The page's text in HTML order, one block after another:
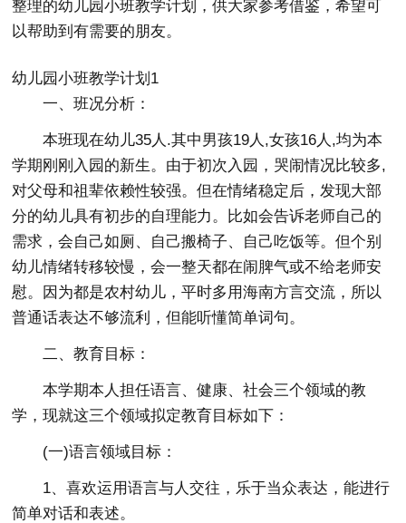
整理的幼儿园小班教学计划，供大家参考借鉴，希望可
以帮助到有需要的朋友。
幼儿园小班教学计划1
一、班况分析：
本班现在幼儿35人.其中男孩19人,女孩16人,均为本
学期刚刚入园的新生。由于初次入园，哭闹情况比较多,
对父母和祖辈依赖性较强。但在情绪稳定后，发现大部
分的幼儿具有初步的自理能力。比如会告诉老师自己的
需求，会自己如厕、自己搬椅子、自己吃饭等。但个别
幼儿情绪转移较慢，会一整天都在闹脾气或不给老师安
慰。因为都是农村幼儿，平时多用海南方言交流，所以
普通话表达不够流利，但能听懂简单词句。
二、教育目标：
本学期本人担任语言、健康、社会三个领域的教
学，现就这三个领域拟定教育目标如下：
(一)语言领域目标：
1、喜欢运用语言与人交往，乐于当众表达，能进行
简单对话和表述。